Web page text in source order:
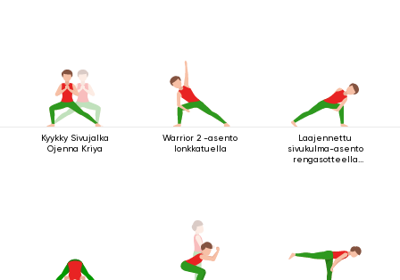
Kyykky Sivujalka
Ojenna Kriya
Warrior 2 -asento
lonkkatuella
Laajennettu
sivukulma-asento
rengasotteella